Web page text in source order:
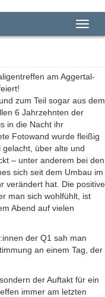
am Aggertal-
zum Teil sogar aus dem
6 Jahrzehnten der
in die Nacht ihr
Fotowand wurde fleißig
über alte und
– unter anderem bei den
sich seit dem Umbau im
verändert hat. Die positive
man sich wohlfühlt, ist
Abend auf vielen
der Q1 sah man
an einem Tag, der
der Auftakt für ein
immer am letzten